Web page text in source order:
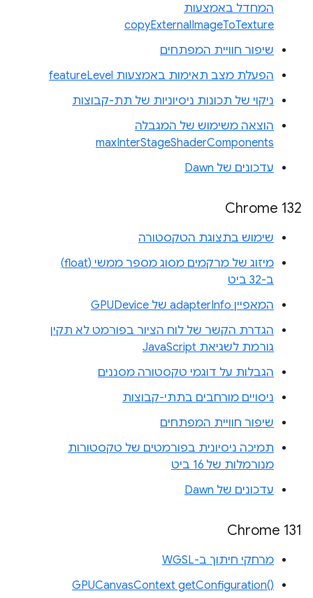
המחדל באמצעות
copyExternalImageToTexture
שיפור חוויית המפתחים
הפעלת מצב תאימות באמצעות featureLevel
ניקוי של תכונות ניסיוניות של תת-קבוצות
הוצאה משימוש של המגבלה
maxInterStageShaderComponents
עדכונים של Dawn
Chrome 132
שימוש בתצוגת הטקסטורה
מיזוג של מרקמים מסוג מספר ממשי (float)
ב-32 ביט
המאפיין adapterInfo של GPUDevice
הגדרת הקשר של לוח הציור בפורמט לא תקין
גורמת לשגיאת JavaScript
הגבלות על דוגמי טקסטורה מסננים
ניסויים מורחבים בתתי-קבוצות
שיפור חוויית המפתחים
תמיכה ניסיונית בפורמטים של טקסטורות
מנורמלות של 16 ביט
עדכונים של Dawn
Chrome 131
מרחקי חיתוך ב-WGSL
‎GPUCanvasContext getConfiguration‎()‎